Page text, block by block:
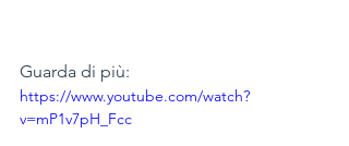
Guarda di più:
https://www.youtube.com/watch?
v=mP1v7pH_Fcc